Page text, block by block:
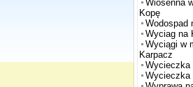
Wiosenna
Kopę
Wodospad
Wyciag na
Wyciągi w
Karpacz
Wycieczka
Wycieczka